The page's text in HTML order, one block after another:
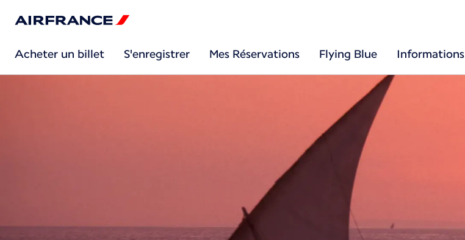
Acheter un billet S'enregistrer Mes Réservations Flying Blue Informations